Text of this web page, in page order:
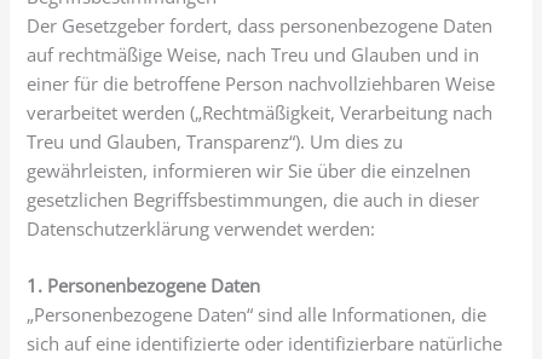
Der Gesetzgeber fordert, dass personenbezogene Daten
auf rechtmäßige Weise, nach Treu und Glauben und in
einer für die betroffene Person nachvollziehbaren Weise
verarbeitet werden („Rechtmäßigkeit, Verarbeitung nach
Treu und Glauben, Transparenz“). Um dies zu
gewährleisten, informieren wir Sie über die einzelnen
gesetzlichen Begriffsbestimmungen, die auch in dieser
Datenschutzerklärung verwendet werden:
1. Personenbezogene Daten
„Personenbezogene Daten“ sind alle Informationen, die
sich auf eine identifizierte oder identifizierbare natürliche